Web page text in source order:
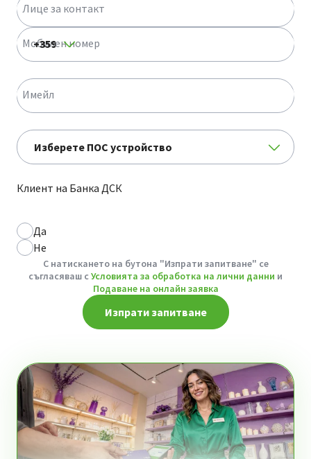
Лице за контакт
Мобилен номер
Имейл
Клиент на Банка ДСК
Да
Не
С натискането на бутона "Изпрати запитване" се
съгласяваш с Условията за обработка на лични данни и
Подаване на онлайн заявка
Изпрати запитване